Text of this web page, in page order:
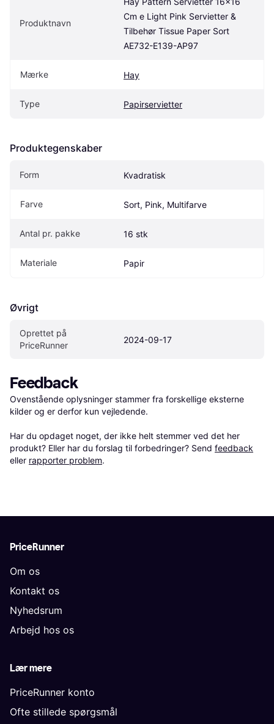
Produktnavn
Cm e Light Pink Servietter &
Tilbehør Tissue Paper Sort
AE732-E139-AP97
Mærke Hay
Type Papirservietter
Produktegenskaber
Form Kvadratisk
Farve Sort, Pink, Multifarve
Antal pr. pakke 16 stk
Materiale Papir
Øvrigt
Oprettet på
PriceRunner
2024-09-17
Feedback
Ovenstående oplysninger stammer fra forskellige eksterne
kilder og er derfor kun vejledende.
Har du opdaget noget, der ikke helt stemmer ved det her
produkt? Eller har du forslag til forbedringer? Send feedback
eller rapporter problem.
PriceRunner
Om os
Kontakt os
Nyhedsrum
Arbejd hos os
Lær mere
PriceRunner konto
Ofte stillede spørgsmål